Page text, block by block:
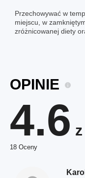
Przechowywać w
miejscu, w
zróżnicowanej diety
OPINIE
4.6
18 Oceny